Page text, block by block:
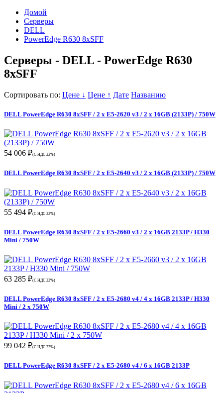
Домой
Серверы
DELL
PowerEdge R630 8xSFF
Серверы - DELL - PowerEdge R630
8xSFF
Сортировать по: Цене ↓ Цене ↑ Дате Названию
DELL PowerEdge R630 8xSFF / 2 x E5-2620 v3 / 2 x 16GB (2133P) / 750W
54 006 ₽(С НДС 22%)
DELL PowerEdge R630 8xSFF / 2 x E5-2640 v3 / 2 x 16GB (2133P) / 750W
55 494 ₽(С НДС 22%)
DELL PowerEdge R630 8xSFF / 2 x E5-2660 v3 / 2 x 16GB 2133P / H330
Mini / 750W
63 285 ₽(С НДС 22%)
DELL PowerEdge R630 8xSFF / 2 x E5-2680 v4 / 4 x 16GB 2133P / H330
Mini / 2 x 750W
99 042 ₽(С НДС 22%)
DELL PowerEdge R630 8xSFF / 2 x E5-2680 v4 / 6 x 16GB 2133P